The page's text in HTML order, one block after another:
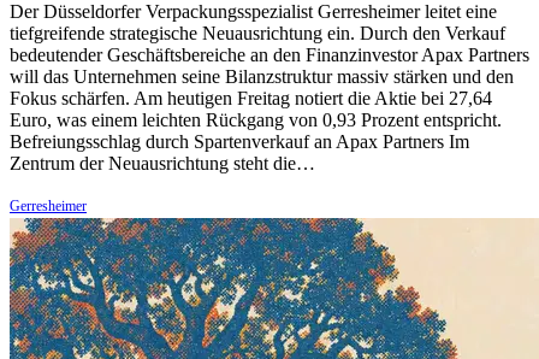
Der Düsseldorfer Verpackungsspezialist Gerresheimer leitet eine
tiefgreifende strategische Neuausrichtung ein. Durch den Verkauf
bedeutender Geschäftsbereiche an den Finanzinvestor Apax Partners
will das Unternehmen seine Bilanzstruktur massiv stärken und den
Fokus schärfen. Am heutigen Freitag notiert die Aktie bei 27,64
Euro, was einem leichten Rückgang von 0,93 Prozent entspricht.
Befreiungsschlag durch Spartenverkauf an Apax Partners Im
Zentrum der Neuausrichtung steht die…
Gerresheimer